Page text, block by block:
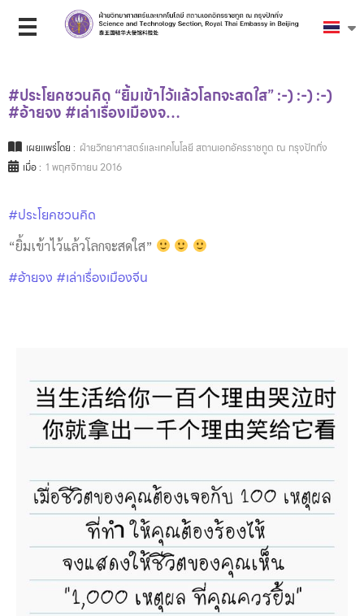
#ประโยคชวนคิด “ยิ้มเข้าไว้แล้วโลกจะสดใส” :-) :-) :-)
#อ้ายจง #เล่าเรื่องเมืองจ…
เผยแพร่โดย : ฝ่ายวิทยาศาสตร์และเทคโนโลยี สถานเอกอัครราชทูต ณ กรุงปักกิ่ง
เมื่อ : 1 พฤศจิกายน 2016
#ประโยคชวนคิด
“ยิ้มเข้าไว้แล้วโลกจะสดใส”
#อ้ายจง #เล่าเรื่องเมืองจีน